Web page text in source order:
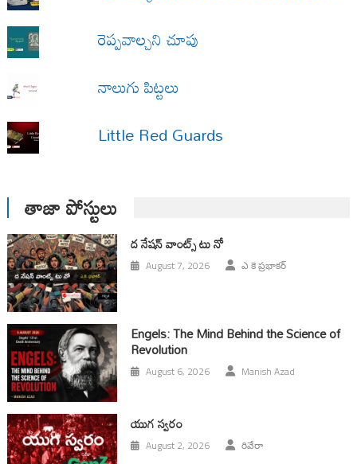
రెప్పవాల్చని చూపు
నాలుగు పిట్టలు
Little Red Guards
తాజా పోస్టులు
ద నేషన్ వాంట్స్ టు నో
August 7, 2026 ఎ కె ప్రభాకర్
Engels: The Mind Behind the Science of
Revolution
August 6, 2026 Manish Azad
యుగ స్వ‌రం
August 2, 2026 రివేరా